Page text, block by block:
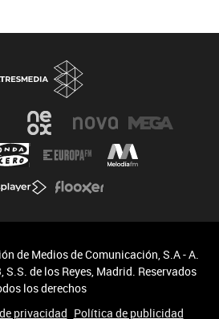
de Medios de Comunicación, S.A - A.
de los Reyes, Madrid. Reservados
los derechos
privacidad Política de publicidad